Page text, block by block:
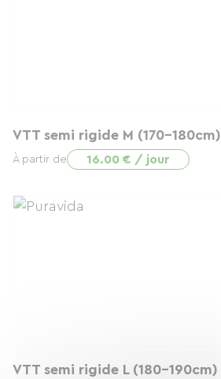
VTT semi rigide M (170-180cm)
À partir de 16.00 € / jour
VTT semi rigide L (180-190cm)